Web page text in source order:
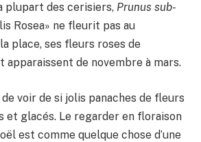
plupart des cerisiers, Prunus sub-
Rosea» ne fleurit pas au
place, ses fleurs roses de
apparaissent de novembre à mars.
voir de si jolis panaches de fleurs
et glacés. Le regarder en floraison
est comme quelque chose d’une